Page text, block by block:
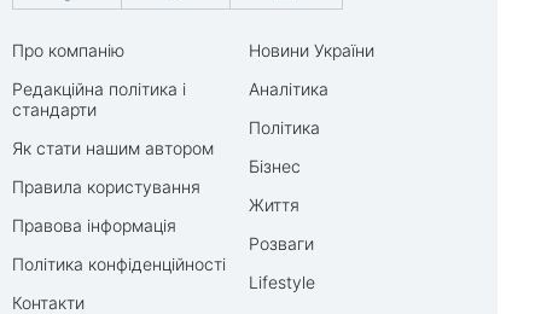
Про компанію
Редакційна політика і
стандарти
Як стати нашим автором
Правила користування
Правова інформація
Політика конфіденційності
Контакти
Новини України
Аналітика
Політика
Бізнес
Життя
Розваги
Lifestyle